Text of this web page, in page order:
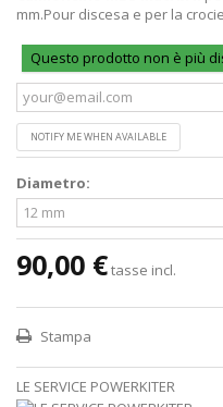
mm.Pour discesa e per la
Questo prodotto non è più
NOTIFY ME WHEN AVAILABLE
Diametro:
90,00 €tasse incl.
Stampa
LE SERVICE POWERKITER